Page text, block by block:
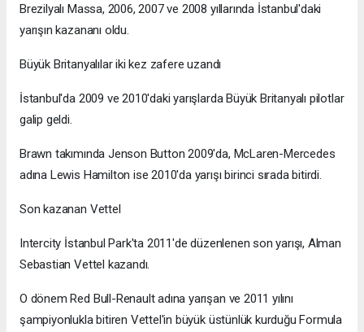
Brezilyalı Massa, 2006, 2007 ve 2008 yıllarında İstanbul'daki
yarışın kazananı oldu.
Büyük Britanyalılar iki kez zafere uzandı
İstanbul'da 2009 ve 2010'daki yarışlarda Büyük Britanyalı pilotlar
galip geldi.
Brawn takımında Jenson Button 2009'da, McLaren-Mercedes
adına Lewis Hamilton ise 2010'da yarışı birinci sırada bitirdi.
Son kazanan Vettel
Intercity İstanbul Park'ta 2011'de düzenlenen son yarışı, Alman
Sebastian Vettel kazandı.
O dönem Red Bull-Renault adına yarışan ve 2011 yılını
şampiyonlukla bitiren Vettel'in büyük üstünlük kurduğu Formula